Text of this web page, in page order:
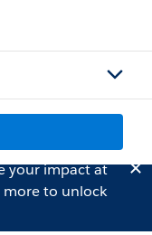
your impact at
to unlock